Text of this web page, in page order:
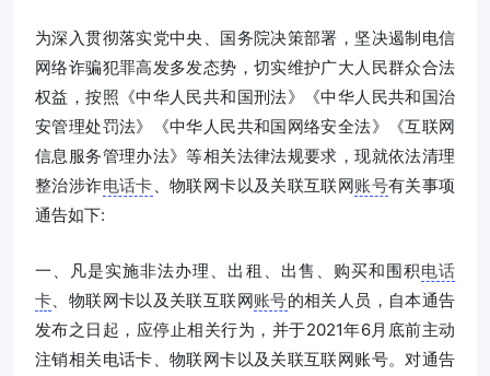
为深入贯彻落实党中央、国务院决策部署，坚决遏制电信
网络诈骗犯罪高发多发态势，切实维护广大人民群众合法
权益，按照《中华人民共和国刑法》《中华人民共和国治
安管理处罚法》《中华人民共和国网络安全法》《互联网
信息服务管理办法》等相关法律法规要求，现就依法清理
整治涉诈电话卡 、物联网卡以及关联互联网账号有关事项
通告如下:
一、凡是实施非法办理、出租、出售、购买和围积电话
卡 、物联网卡以及关联互联网账号的相关人员，自本通告
发布之日起，应停止相关行为，并于2021年6月底前主动
注销相关电话卡、物联网卡以及关联互联网账号。对通告